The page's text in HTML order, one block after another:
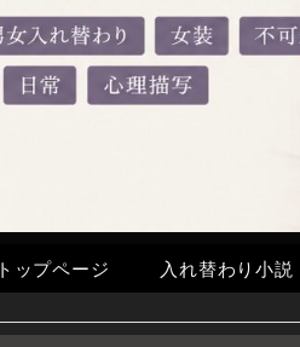
トップページ 入れ替わり小説